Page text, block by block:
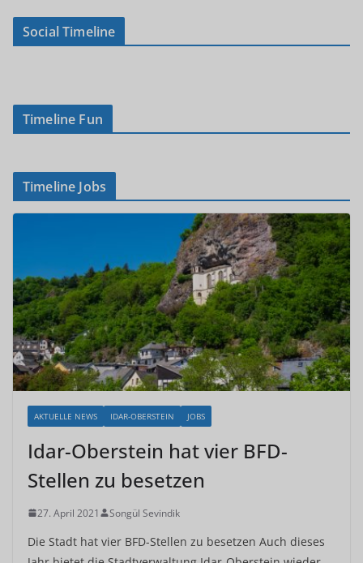
Social Timeline
Timeline Fun
Timeline Jobs
AKTUELLE NEWS IDAR-OBERSTEIN JOBS
Idar-Oberstein hat vier BFD-
Stellen zu besetzen
27. April 2021 Songül Sevindik
Die Stadt hat vier BFD-Stellen zu besetzen Auch dieses